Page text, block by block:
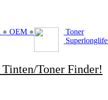
● OEM ●
Toner
Superlonglife
Toner Finder!